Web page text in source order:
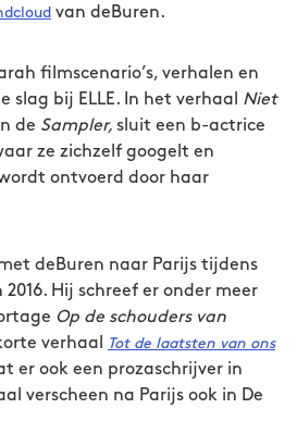
van deBuren.
filmscenario’s, verhalen en
slag bij ELLE. In het verhaal Niet
de Sampler, sluit een b-actrice
ze zichzelf googelt en
ontvoerd door haar
deBuren naar Parijs tijdens
Hij schreef er onder meer
Op de schouders van
verhaal
Tot de laatsten van ons
er ook een prozaschrijver in
verscheen na Parijs ook in De